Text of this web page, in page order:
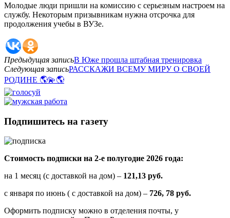
Молодые люди пришли на комиссию с серьезным настроем на
службу. Некоторым призывникам нужна отсрочка для
продолжения учебы в ВУЗе.
Предыдущая записьВ Юже прошла штабная тренировка
Следующая записьРАССКАЖИ ВСЕМУ МИРУ О СВОЕЙ
РОДИНЕ 🌎💫🌎
Подпишитесь на газету
Стоимость подписки на 2-е полугодие 2026 года:
на 1 месяц (с доставкой на дом) – 121,13 руб.
с января по июнь ( с доставкой на дом) – 726, 78 руб.
Оформить подписку можно в отделения почты, у